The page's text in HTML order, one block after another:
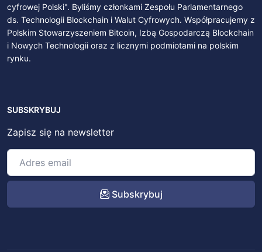
cyfrowej Polski". Byliśmy członkami Zespołu Parlamentarnego
ds. Technologii Blockchain i Walut Cyfrowych. Współpracujemy z
Polskim Stowarzyszeniem Bitcoin, Izbą Gospodarczą Blockchain
i Nowych Technologii oraz z licznymi podmiotami na polskim
rynku.
SUBSKRYBUJ
Zapisz się na newsletter
Subskrybuj